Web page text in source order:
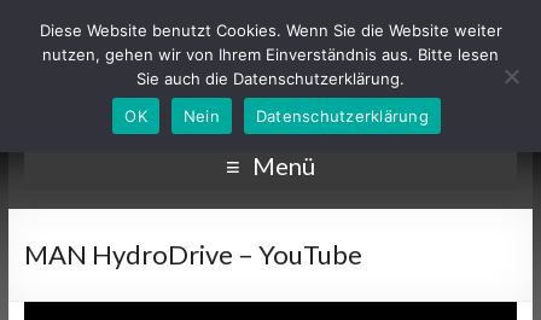
Menü
MAN HydroDrive – YouTube
Diese Website benutzt Cookies. Wenn Sie die Website weiter
nutzen, gehen wir von Ihrem Einverständnis aus. Bitte lesen
Sie auch die Datenschutzerklärung.
OK
Nein Datenschutzerklärung